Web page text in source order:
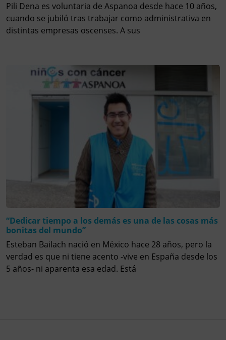
Pili Dena es voluntaria de Aspanoa desde hace 10 años,
cuando se jubiló tras trabajar como administrativa en
distintas empresas oscenses. A sus
“Dedicar tiempo a los demás es una de las cosas más
bonitas del mundo”
Esteban Bailach nació en México hace 28 años, pero la
verdad es que ni tiene acento -vive en España desde los
5 años- ni aparenta esa edad. Está